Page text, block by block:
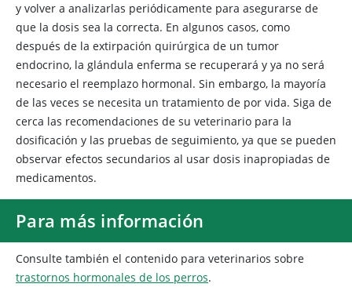
y volver a analizarlas periódicamente para asegurarse de
que la dosis sea la correcta. En algunos casos, como
después de la extirpación quirúrgica de un tumor
endocrino, la glándula enferma se recuperará y ya no será
necesario el reemplazo hormonal. Sin embargo, la mayoría
de las veces se necesita un tratamiento de por vida. Siga de
cerca las recomendaciones de su veterinario para la
dosificación y las pruebas de seguimiento, ya que se pueden
observar efectos secundarios al usar dosis inapropiadas de
medicamentos.
Para más información
Consulte también el contenido para veterinarios sobre
trastornos hormonales de los perros.